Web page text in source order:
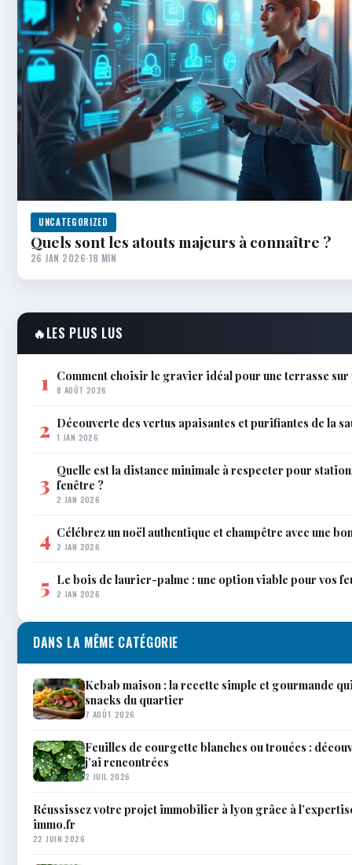
UNCATEGORIZED
Quels sont les atouts majeurs à connaître ?
26 JAN 2026·18 MIN
🔥LES PLUS LUS
1 Comment choisir le gravier idéal pour une terrasse sur
8 AOÛT 2026
2 Découverte des vertus apaisantes et purifiantes de la
1 JAN 2026
3 Quelle est la distance minimale à respecter pour
fenêtre ?
2 JAN 2026
4 Célébrez un noël authentique et champêtre avec une
2 JAN 2026
5 Le bois de laurier-palme : une option viable pour vos
2 JAN 2026
DANS LA MÊME CATÉGORIE
Kebab maison : la recette simple et gourmande
snacks du quartier
7 AOÛT 2026
Feuilles de courgette blanches ou trouées :
j’ai rencontrées
2 JUIL 2026
Réussissez votre projet immobilier à lyon grâce à
immo.fr
22 JUIN 2026